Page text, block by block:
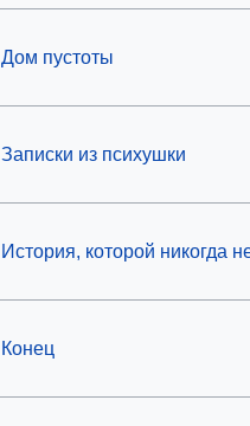
Дом пустоты
Записки из психушки
История, которой никогда
Конец